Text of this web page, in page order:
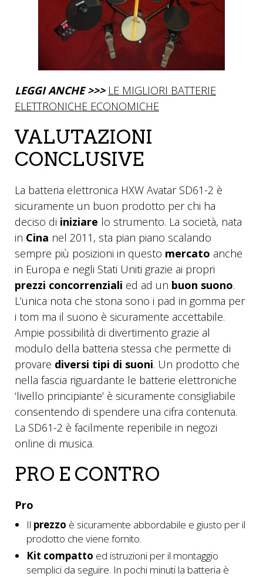
LEGGI ANCHE >>> LE MIGLIORI BATTERIE
ELETTRONICHE ECONOMICHE
VALUTAZIONI
CONCLUSIVE
La batteria elettronica HXW Avatar SD61-2 è
sicuramente un buon prodotto per chi ha
deciso di iniziare lo strumento. La società, nata
in Cina nel 2011, sta pian piano scalando
sempre più posizioni in questo mercato anche
in Europa e negli Stati Uniti grazie ai propri
prezzi concorrenziali ed ad un buon suono.
L’unica nota che stona sono i pad in gomma per
i tom ma il suono è sicuramente accettabile.
Ampie possibilità di divertimento grazie al
modulo della batteria stessa che permette di
provare diversi tipi di suoni. Un prodotto che
nella fascia riguardante le batterie elettroniche
‘livello principiante’ è sicuramente consigliabile
consentendo di spendere una cifra contenuta.
La SD61-2 è facilmente reperibile in negozi
online di musica.
PRO E CONTRO
Pro
Il prezzo è sicuramente abbordabile e giusto per il
prodotto che viene fornito.
Kit compatto ed istruzioni per il montaggio
semplici da seguire. In pochi minuti la batteria è